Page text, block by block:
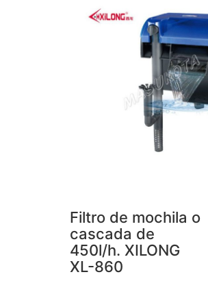
Filtro de mochila o
cascada de
450l/h. XILONG
XL-860